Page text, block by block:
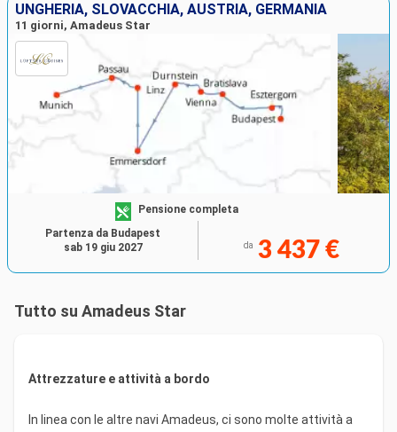
UNGHERIA, SLOVACCHIA, AUSTRIA, GERMANIA
11 giorni, Amadeus Star
Pensione completa
da 3 437 €
Partenza da Budapest
sab 19 giu 2027
Tutto su Amadeus Star
Attrezzature e attività a bordo
In linea con le altre navi Amadeus, ci sono molte attività a